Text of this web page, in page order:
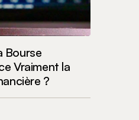
Bourse
Vraiment la
?